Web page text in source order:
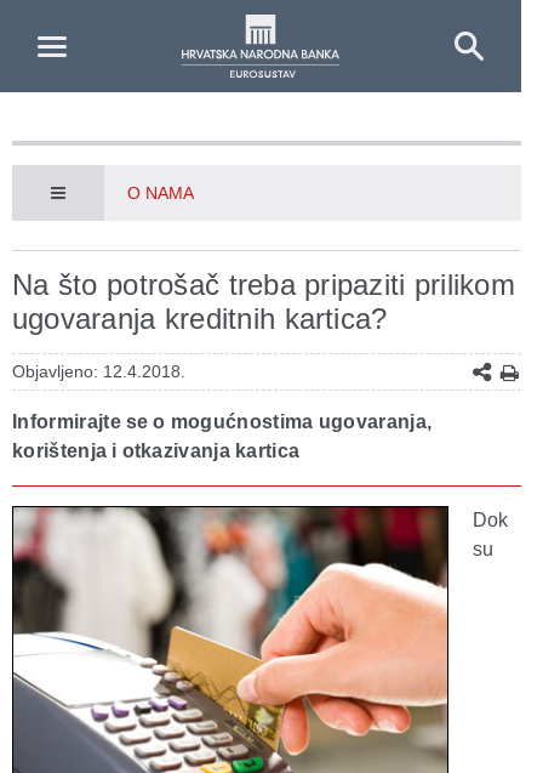
O NAMA
Na što potrošač treba pripaziti prilikom
ugovaranja kreditnih kartica?
Objavljeno: 12.4.2018.
Informirajte se o mogućnostima ugovaranja,
korištenja i otkazivanja kartica
Dok
su